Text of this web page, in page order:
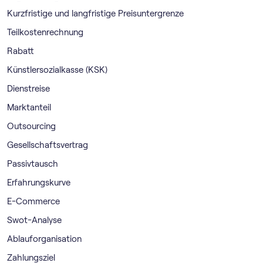
Kurzfristige und langfristige Preisuntergrenze
Teilkostenrechnung
Rabatt
Künstlersozialkasse (KSK)
Dienstreise
Marktanteil
Outsourcing
Gesellschaftsvertrag
Passivtausch
Erfahrungskurve
E-Commerce
Swot-Analyse
Ablauforganisation
Zahlungsziel